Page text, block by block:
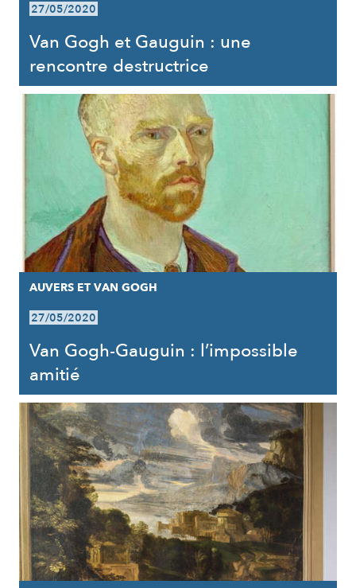
27/05/2020
Van Gogh et Gauguin : une
rencontre destructrice
AUVERS ET VAN GOGH
27/05/2020
Van Gogh-Gauguin : l’impossible
amitié